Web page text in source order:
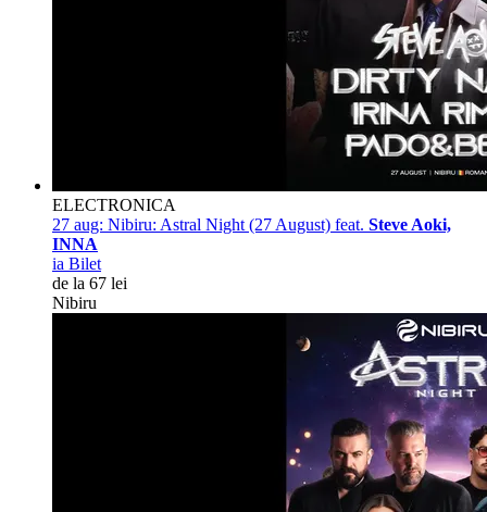
ELECTRONICA
27 aug: Nibiru: Astral Night (27 August) feat. Steve Aoki,
INNA
ia Bilet
de la 67 lei
Nibiru